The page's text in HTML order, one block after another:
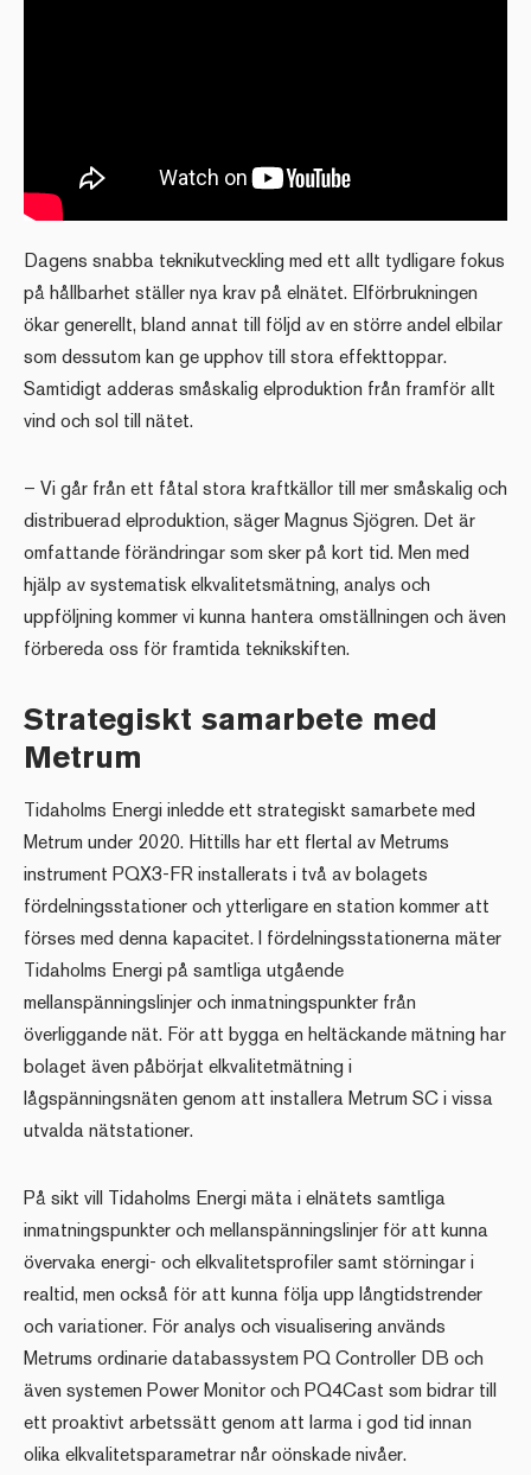
Dagens snabba teknikutveckling med ett allt tydligare fokus
på hållbarhet ställer nya krav på elnätet. Elförbrukningen
ökar generellt, bland annat till följd av en större andel elbilar
som dessutom kan ge upphov till stora effekttoppar.
Samtidigt adderas småskalig elproduktion från framför allt
vind och sol till nätet.
– Vi går från ett fåtal stora kraftkällor till mer småskalig och
distribuerad elproduktion, säger Magnus Sjögren. Det är
omfattande förändringar som sker på kort tid. Men med
hjälp av systematisk elkvalitetsmätning, analys och
uppföljning kommer vi kunna hantera omställningen och även
förbereda oss för framtida teknikskiften.
Strategiskt samarbete med
Metrum
Tidaholms Energi inledde ett strategiskt samarbete med
Metrum under 2020. Hittills har ett flertal av Metrums
instrument PQX3-FR installerats i två av bolagets
fördelningsstationer och ytterligare en station kommer att
förses med denna kapacitet. I fördelningsstationerna mäter
Tidaholms Energi på samtliga utgående
mellanspänningslinjer och inmatningspunkter från
överliggande nät. För att bygga en heltäckande mätning har
bolaget även påbörjat elkvalitetmätning i
lågspänningsnäten genom att installera Metrum SC i vissa
utvalda nätstationer.
På sikt vill Tidaholms Energi mäta i elnätets samtliga
inmatningspunkter och mellanspänningslinjer för att kunna
övervaka energi- och elkvalitetsprofiler samt störningar i
realtid, men också för att kunna följa upp långtidstrender
och variationer. För analys och visualisering används
Metrums ordinarie databassystem PQ Controller DB och
även systemen Power Monitor och PQ4Cast som bidrar till
ett proaktivt arbetssätt genom att larma i god tid innan
olika elkvalitetsparametrar når oönskade nivåer.